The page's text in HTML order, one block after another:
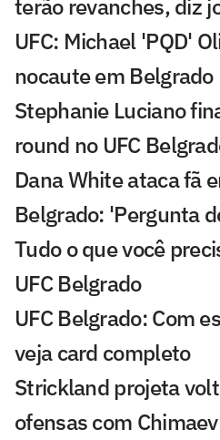
terão revanches, diz
UFC: Michael 'PQD'
nocaute em Belgrado
Stephanie Luciano
round no UFC
Dana White ataca fã
Belgrado: 'Pergunta
Tudo o que você
UFC Belgrado
UFC Belgrado: Com
veja card completo
Strickland projeta
ofensas com Chimaev